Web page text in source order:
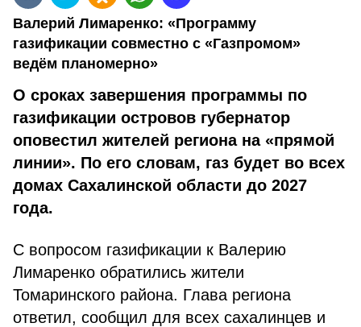
Валерий Лимаренко: «Программу
газификации совместно с «Газпромом»
ведём планомерно»
О сроках завершения программы по
газификации островов губернатор
оповестил жителей региона на «прямой
линии». По его словам, газ будет во всех
домах Сахалинской области до 2027
года.
С вопросом газификации к Валерию
Лимаренко обратились жители
Томаринского района. Глава региона
ответил, сообщил для всех сахалинцев и